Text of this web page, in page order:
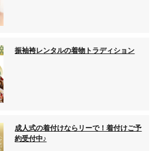
振袖袴レンタルの着物トラディション
成人式の着付けならリーで！着付けご予
約受付中♪